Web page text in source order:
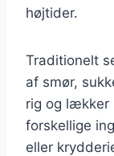
højtider.
Traditionelt
af smør,
rig og lækker
forskellige
eller